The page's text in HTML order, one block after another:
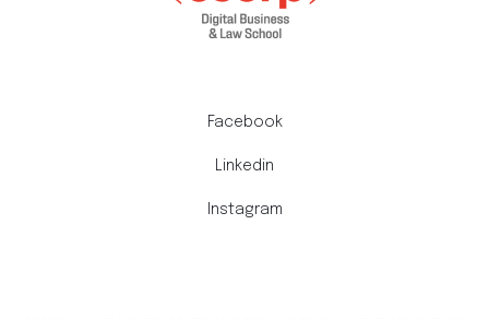
Facebook
Linkedin
Instagram